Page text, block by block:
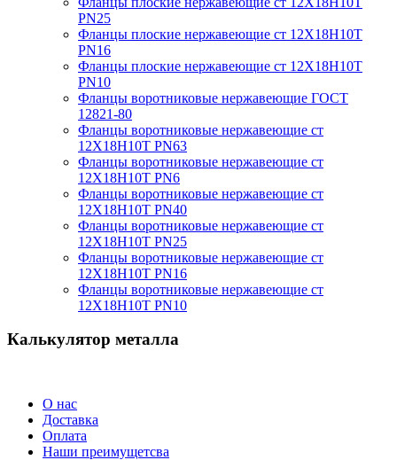
PN25
Фланцы плоские нержавеющие ст 12Х18Н10Т
PN16
Фланцы плоские нержавеющие ст 12Х18Н10Т
PN10
Фланцы воротниковые нержавеющие ГОСТ
12821-80
Фланцы воротниковые нержавеющие ст
12Х18Н10Т PN63
Фланцы воротниковые нержавеющие ст
12Х18Н10Т PN6
Фланцы воротниковые нержавеющие ст
12Х18Н10Т PN40
Фланцы воротниковые нержавеющие ст
12Х18Н10Т PN25
Фланцы воротниковые нержавеющие ст
12Х18Н10Т PN16
Фланцы воротниковые нержавеющие ст
12Х18Н10Т PN10
Калькулятор металла
О нас
Доставка
Оплата
Наши преимущетсва